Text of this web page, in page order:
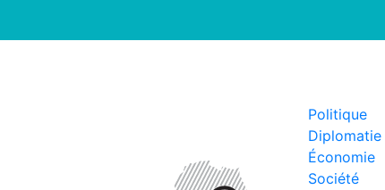
Politique
Diplomatie
Économie
Société